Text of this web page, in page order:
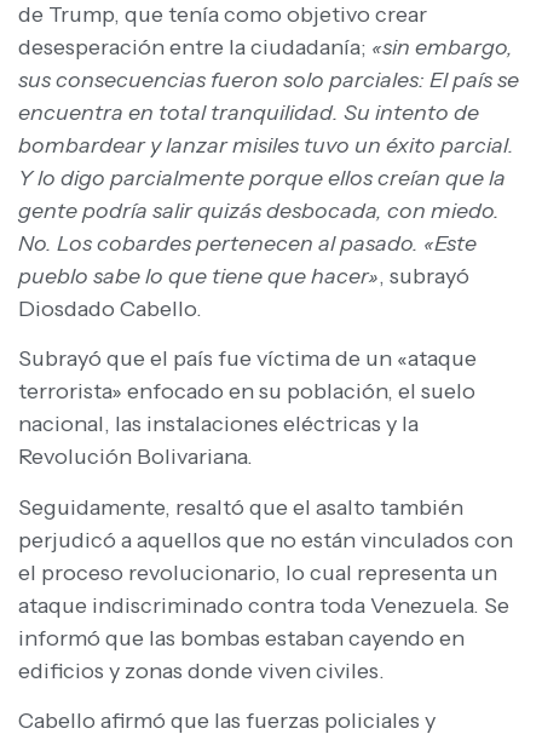
de Trump, que tenía como objetivo crear
desesperación entre la ciudadanía; «sin embargo,
sus consecuencias fueron solo parciales: El país se
encuentra en total tranquilidad. Su intento de
bombardear y lanzar misiles tuvo un éxito parcial.
Y lo digo parcialmente porque ellos creían que la
gente podría salir quizás desbocada, con miedo.
No. Los cobardes pertenecen al pasado. «Este
pueblo sabe lo que tiene que hacer», subrayó
Diosdado Cabello.
Subrayó que el país fue víctima de un «ataque
terrorista» enfocado en su población, el suelo
nacional, las instalaciones eléctricas y la
Revolución Bolivariana.
Seguidamente, resaltó que el asalto también
perjudicó a aquellos que no están vinculados con
el proceso revolucionario, lo cual representa un
ataque indiscriminado contra toda Venezuela. Se
informó que las bombas estaban cayendo en
edificios y zonas donde viven civiles.
Cabello afirmó que las fuerzas policiales y